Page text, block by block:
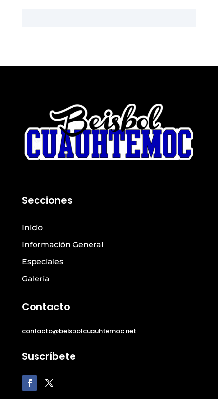
Secciones
Inicio
Información General
Especiales
Galeria
Contacto
contacto@beisbolcuauhtemoc.net
Suscríbete